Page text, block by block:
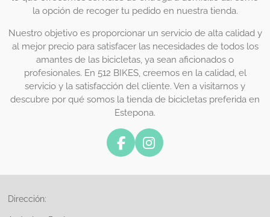
la opción de recoger tu pedido en nuestra tienda.
Nuestro objetivo es proporcionar un servicio de alta calidad y
al mejor precio para satisfacer las necesidades de todos los
amantes de las bicicletas, ya sean aficionados o
profesionales. En 512 BIKES, creemos en la calidad, el
servicio y la satisfacción del cliente. Ven a visitarnos y
descubre por qué somos la tienda de bicicletas preferida en
Estepona.
F
c
I
s
Dirección: